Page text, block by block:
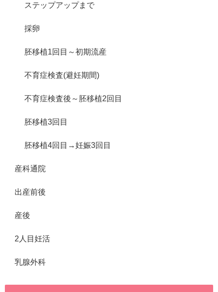
ステップアップまで
採卵
胚移植1回目～初期流産
不育症検査(避妊期間)
不育症検査後～胚移植2回目
胚移植3回目
胚移植4回目→妊娠3回目
産科通院
出産前後
産後
2人目妊活
乳腺外科